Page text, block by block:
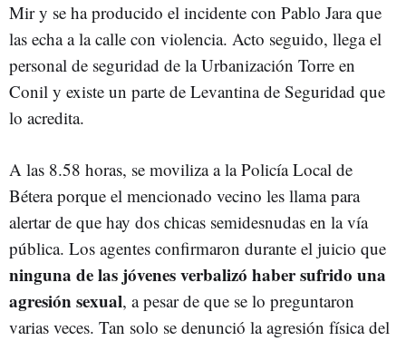
Mir y se ha producido el incidente con Pablo Jara que
las echa a la calle con violencia. Acto seguido, llega el
personal de seguridad de la Urbanización Torre en
Conil y existe un parte de Levantina de Seguridad que
lo acredita.
A las 8.58 horas, se moviliza a la Policía Local de
Bétera porque el mencionado vecino les llama para
alertar de que hay dos chicas semidesnudas en la vía
pública. Los agentes confirmaron durante el juicio que
ninguna de las jóvenes verbalizó haber sufrido una
agresión sexual, a pesar de que se lo preguntaron
varias veces. Tan solo se denunció la agresión física del